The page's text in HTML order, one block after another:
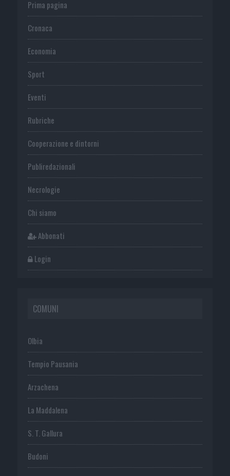
Prima pagina
Cronaca
Economia
Sport
Eventi
Rubriche
Cooperazione e dintorni
Publiredazionali
Necrologie
Chi siamo
Abbonati
Login
COMUNI
Olbia
Tempio Pausania
Arzachena
La Maddalena
S. T. Gallura
Budoni